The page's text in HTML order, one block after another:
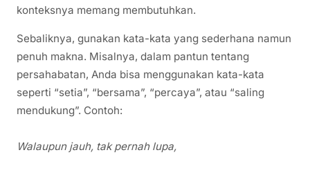
konteksnya memang membutuhkan.
Sebaliknya, gunakan kata-kata yang sederhana namun
penuh makna. Misalnya, dalam pantun tentang
persahabatan, Anda bisa menggunakan kata-kata
seperti “setia”, “bersama”, “percaya”, atau “saling
mendukung”. Contoh:
Walaupun jauh, tak pernah lupa,